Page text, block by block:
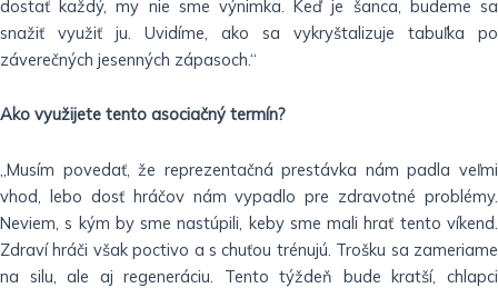
dostať každý, my nie sme výnimka. Keď je šanca, budeme sa
snažiť využiť ju. Uvidíme, ako sa vykryštalizuje tabuľka po
záverečných jesenných zápasoch.“
Ako využijete tento asociačný termín?
„Musím povedať, že reprezentačná prestávka nám padla veľmi
vhod, lebo dosť hráčov nám vypadlo pre zdravotné problémy.
Neviem, s kým by sme nastúpili, keby sme mali hrať tento víkend.
Zdraví hráči však poctivo a s chuťou trénujú. Trošku sa zameriame
na silu, ale aj regeneráciu. Tento týždeň bude kratší, chlapci